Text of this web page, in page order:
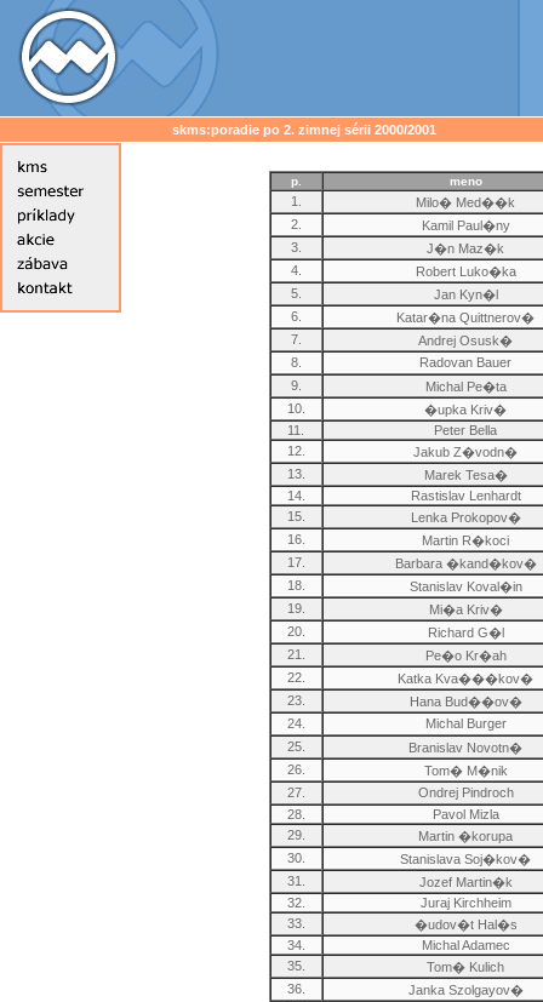
skms:poradie po 2. zimnej sérii 2000/2001
p. meno
1.
Milo� Med��k
2.
Kamil Paul�ny
3.
J�n Maz�k
4.
Robert Luko�ka
5.
Jan Kyn�l
6.
Katar�na Quittnerov�
7.
Andrej Osusk�
8.
Radovan Bauer
9.
Michal Pe�ta
10.
�upka Kriv�
11.
Peter Bella
12.
Jakub Z�vodn�
13.
Marek Tesa�
14.
Rastislav Lenhardt
15.
Lenka Prokopov�
16.
Martin R�koci
17.
Barbara �kand�kov�
18.
Stanislav Koval�in
19.
Mi�a Kriv�
20.
Richard G�l
21.
Pe�o Kr�ah
22.
Katka Kva���kov�
23.
Hana Bud��ov�
24.
Michal Burger
25.
Branislav Novotn�
26.
Tom� M�nik
27.
Ondrej Pindroch
28.
Pavol Mizla
29.
Martin �korupa
30.
Stanislava Soj�kov�
31.
Jozef Martin�k
32.
Juraj Kirchheim
33.
�udov�t Hal�s
34.
Michal Adamec
35.
Tom� Kulich
36.
Janka Szolgayov�